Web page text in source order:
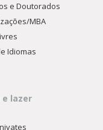
e Doutorados
MBA
Idiomas
e lazer